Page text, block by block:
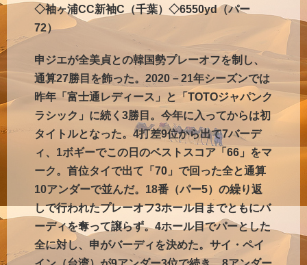
◇袖ヶ浦CC新袖C（千葉）◇6550yd（パー
72）
申ジエが全美貞との韓国勢プレーオフを制し、
通算27勝目を飾った。2020－21年シーズンでは
昨年「富士通レディース」と「TOTOジャパンク
ラシック」に続く3勝目。今年に入ってからは初
タイトルとなった。4打差9位から出て7バーデ
ィ、1ボギーでこの日のベストスコア「66」をマ
ーク。首位タイで出て「70」で回った全と通算
10アンダーで並んだ。18番（パー5）の繰り返
しで行われたプレーオフ3ホール目までともにバ
ーディを奪って譲らず。4ホール目でパーとした
全に対し、申がバーディを決めた。サイ・ペイ